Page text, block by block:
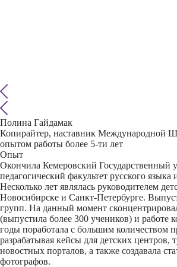
Полина Гайдамак
Копирайтер, наставник Международной
опытом работы более 5-ти лет
Опыт
Окончила Кемеровский Государственный
педагогический факультет русского языка
Несколько лет являлась руководителем
Новосибирске и Санкт-Петербурге.
групп. На данный момент
(выпустила более 300 учеников) и работе
годы поработала с большим количеством
разрабатывая кейсы для детских центров,
новостных порталов, а также создавала
фотографов.